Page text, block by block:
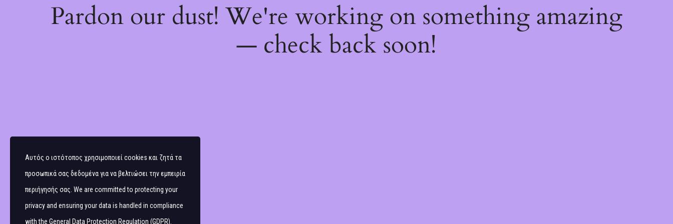
Pardon our dust! We're working on something amazing
— check back soon!
Αυτός ο ιστότοπος χρησιμοποιεί cookies και ζητά τα
προσωπικά σας δεδομένα για να βελτιώσει την εμπειρία
περιήγησής σας. We are committed to protecting your
privacy and ensuring your data is handled in compliance
with the General Data Protection Regulation (GDPR)